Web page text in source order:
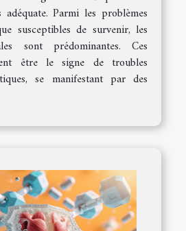
Parmi les problèmes
susceptibles de survenir, les
sont prédominantes. Ces
être le signe de troubles
se manifestant par des